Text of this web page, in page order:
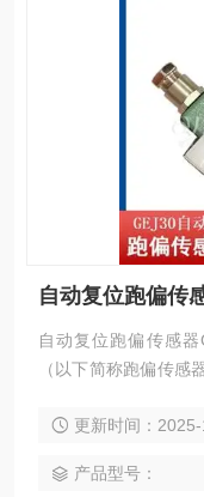
自动复位跑偏传
自动复位跑偏传感器GEJ30型 猴车配件
（以下简称跑偏传感
为胶带输送机的胶带
系统断电停机，跑偏
更新时间：2025-
产品型号：